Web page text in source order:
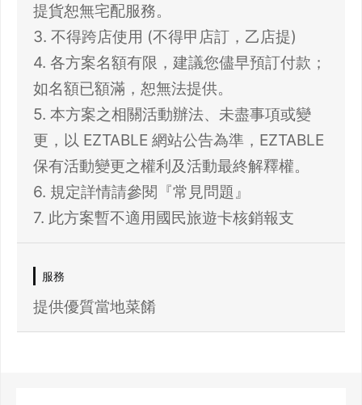
提貨恕無宅配服務。
3. 不得跨店使用 (不得甲店訂，乙店提)
4. 各方案名額有限，建議您儘早預訂付款；
如名額已額滿，恕無法提供。
5. 本方案之相關活動辦法、未盡事項或變
更，以 EZTABLE 網站公告為準，EZTABLE
保有活動變更之權利及活動最終解釋權。
6. 規定詳情請參閱『常見問題』
7. 此方案暫不適用國民旅遊卡核銷報支
服務
提供優質當地菜餚